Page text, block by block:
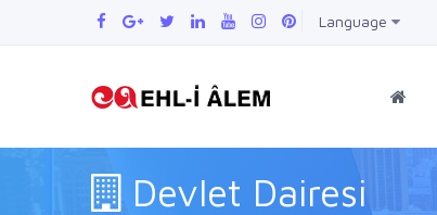
Language
Devlet Dairesi